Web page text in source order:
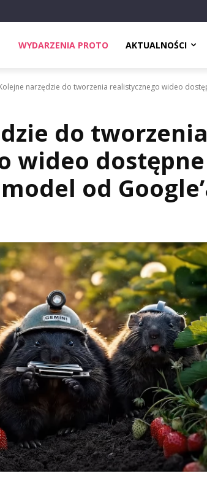
WYDARZENIA PROTO AKTUALNOŚCI
narzędzie do tworzenia realistycznego wideo
do tworzenia
wideo
od